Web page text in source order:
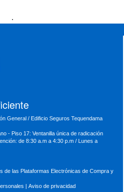
.
General / Edificio Seguros Tequendama
- Piso 17: Ventanilla única de radicación
de 8:30 a.m a 4:30 p.m / Lunes a
de las Plataformas Electrónicas de Compra y
Aviso de privacidad